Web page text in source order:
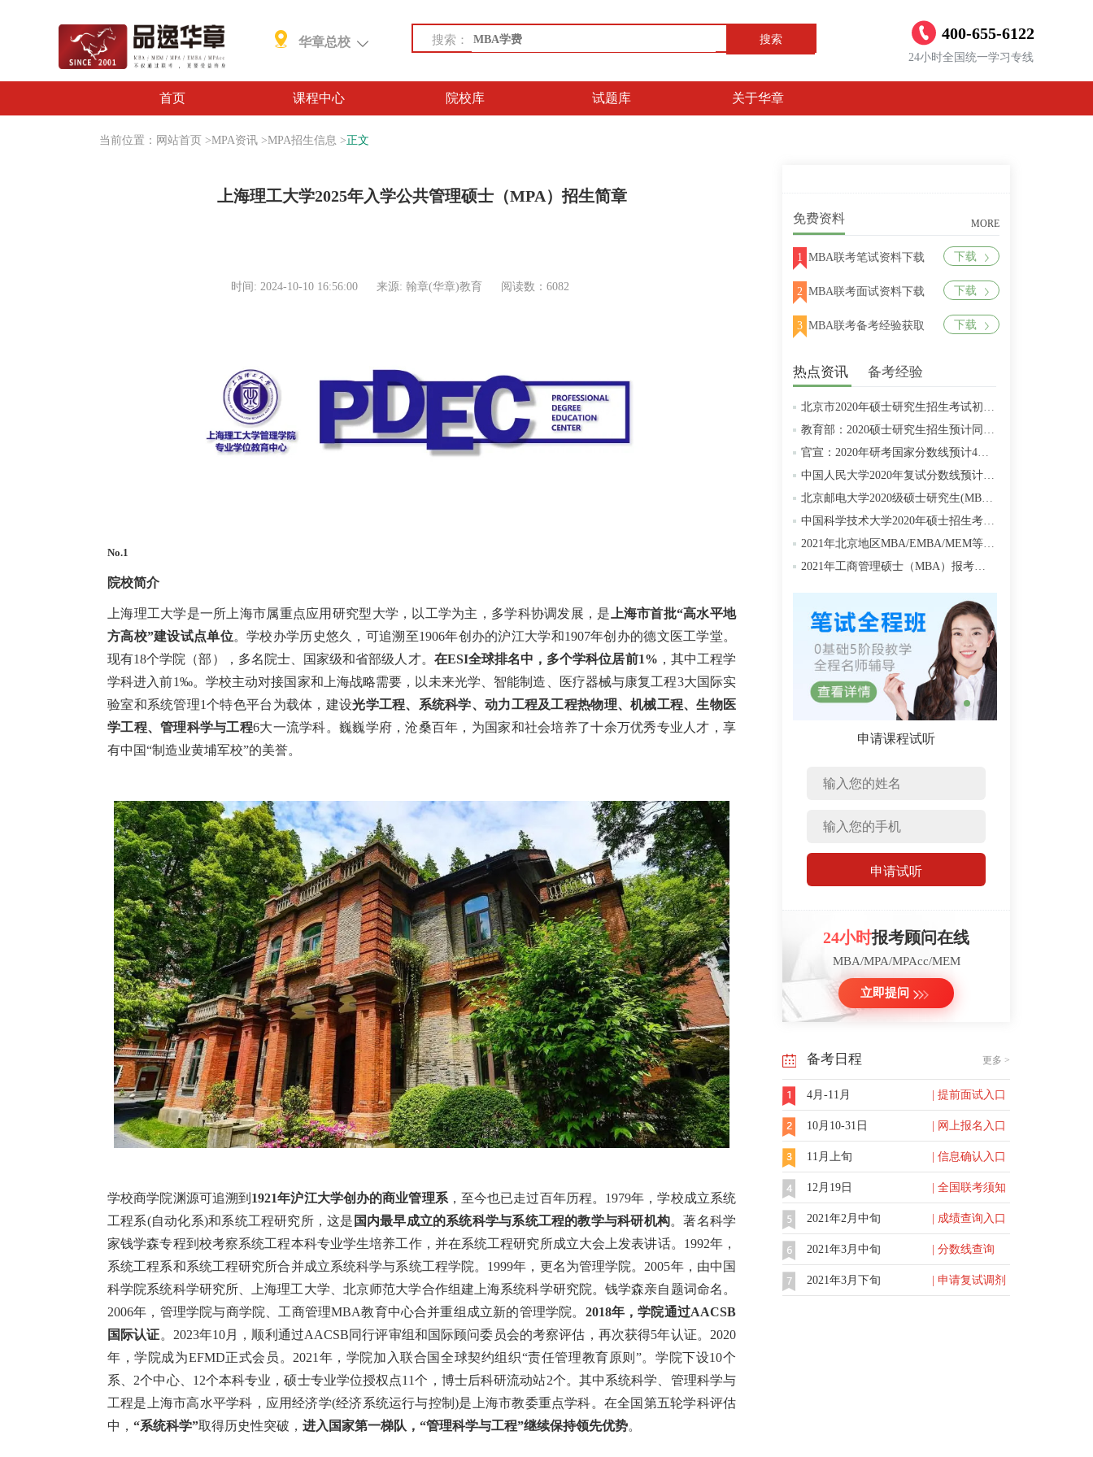
华章总校 搜索： 搜索 400-655-6122
24小时全国统一学习专线
首页 课程中心 院校库 试题库 关于华章
当前位置： 网站首页 >MPA资讯 >MPA招生信息 >正文
上海理工大学2025年入学公共管理硕士（MPA）招生简章
时间: 2024-10-10 16:56:00 来源: 翰章(华章)教育 阅读数：6082
No.1
院校简介
上海理工大学是一所上海市属重点应用研究型大学，以工学为主，多学科协调发展，是 上海市首批“高水平地
方高校”建设试点单位。学校办学历史悠久，可追溯至1906年创办的沪江大学和1907年创办的德文医工学堂。
现有18个学院（部），多名院士、国家级和省部级人才。 在ESI全球排名中，多个学科位居前1% ，其中工程学
学科进入前1‰。学校主动对接国家和上海战略需要，以未来光学、智能制造、医疗器械与康复工程3大国际实
验室和系统管理1个特色平台为载体，建设光学工程、系统科学、动力工程及工程热物理、机械工程、生物医
学工程、管理科学与工程6大一流学科。巍巍学府，沧桑百年，为国家和社会培养了十余万优秀专业人才，享
有中国“制造业黄埔军校”的美誉。
学校商学院渊源可追溯到 1921年沪江大学创办的商业管理系，至今也已走过百年历程。1979年，学校成立系统
工程系(自动化系)和系统工程研究所，这是 国内最早成立的系统科学与系统工程的教学与科研机构。著名科学
家钱学森专程到校考察系统工程本科专业学生培养工作，并在系统工程研究所成立大会上发表讲话。1992年，
系统工程系和系统工程研究所合并成立系统科学与系统工程学院。1999年，更名为管理学院。2005年，由中国
科学院系统科学研究所、上海理工大学、北京师范大学合作组建上海系统科学研究院。钱学森亲自题词命名。
2006年，管理学院与商学院、工商管理MBA教育中心合并重组成立新的管理学院。 2018年，学院通过AACSB
国际认证。2023年10月，顺利通过AACSB同行评审组和国际顾问委员会的考察评估，再次获得5年认证。2020
年，学院成为EFMD正式会员。2021年，学院加入联合国全球契约组织“责任管理教育原则”。学院下设10个
系、2个中心、12个本科专业，硕士专业学位授权点11个，博士后科研流动站2个。其中系统科学、管理科学与
工程是上海市高水平学科，应用经济学(经济系统运行与控制)是上海市教委重点学科。在全国第五轮学科评估
中， “系统科学”取得历史性突破， 进入国家第一梯队，“管理科学与工程”继续保持领先优势。
免费资料 MORE
1 MBA联考笔试资料下载 下载
2 MBA联考面试资料下载 下载
3 MBA联考备考经验获取 下载
热点资讯 备考经验
北京市2020年硕士研究生招生考试初试成绩查询及复查复核的公告
教育部：2020硕士研究生招生预计同比增加18.9万人
官宣：2020年研考国家分数线预计4月中旬左右公布
中国人民大学2020年复试分数线预计将于4月中旬左右公布
北京邮电大学2020级硕士研究生(MBA/MPAcc/MPA等)学费标准
中国科学技术大学2020年硕士招生考试复试分数线预4月中旬公布
2021年北京地区MBA/EMBA/MEM等管理类联考提前批面试汇总
2021年工商管理硕士（MBA）报考条件
申请课程试听
申请试听
24小时报考顾问在线
MBA/MPA/MPAcc/MEM
立即提问
备考日程 更多 >
4月-11月 | 提前面试入口
10月10-31日 | 网上报名入口
11月上旬 | 信息确认入口
12月19日 | 全国联考须知
2021年2月中旬 | 成绩查询入口
2021年3月中旬 | 分数线查询
2021年3月下旬 | 申请复试调剂